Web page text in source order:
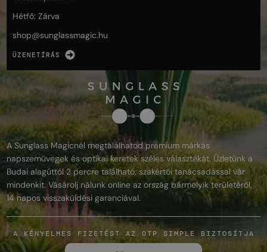
Hétfő: Zárva
shop@sunglassmagic.hu
ÜZENETÍRÁS
A Sunglass Magicnél megtalálhatod prémium márkás
napszemüvegek és optikai keretek széles választékát. Üzletünk a
Budai alagúttól 2 percre található, szakértői tanácsadással vár
mindenkit. Vásárolj nálunk online az ország bármelyik területéről,
14 napos visszaküldési garanciával.
A KÉNYELMES FIZETÉST AZ OTP SIMPLE BIZTOSÍTJA